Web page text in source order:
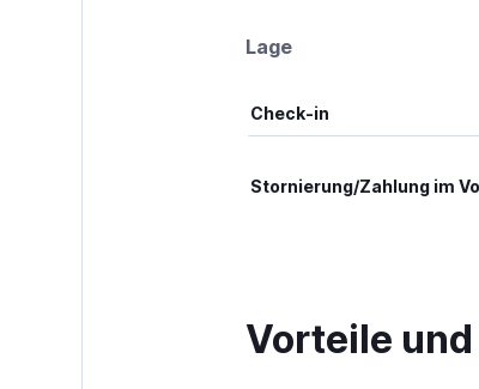
Lage
Check-in
Stornierung/Zahlung im
Vorteile